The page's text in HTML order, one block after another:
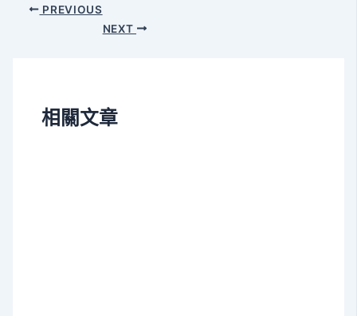
Post PREVIOUS
NEXT
相關文章